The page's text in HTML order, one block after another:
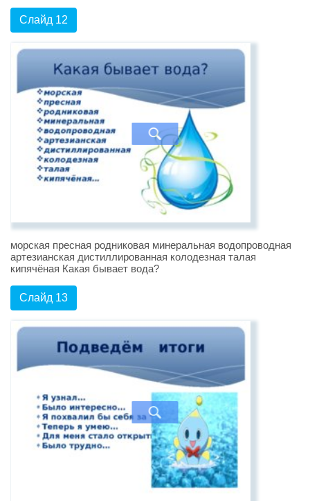
Слайд 12
морская пресная родниковая минеральная водопроводная
артезианская дистиллированная колодезная талая
кипячёная Какая бывает вода?
Слайд 13